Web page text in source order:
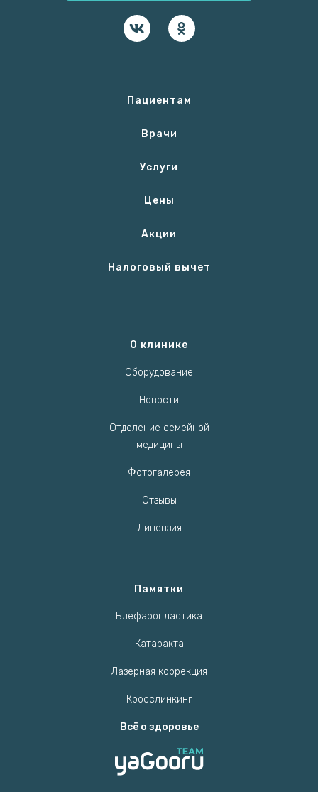
Пациентам
Врачи
Услуги
Цены
Акции
Налоговый вычет
О клинике
Оборудование
Новости
Отделение семейной
медицины
Фотогалерея
Отзывы
Лицензия
Памятки
Блефаропластика
Катаракта
Лазерная коррекция
Кросслинкинг
Всё о здоровье